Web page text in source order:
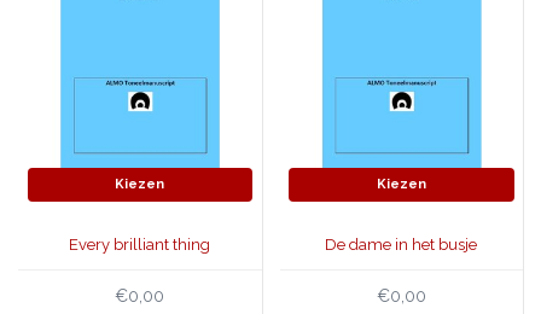
Kiezen
Every brilliant thing
€0,00
Kiezen
De dame in het busje
€0,00